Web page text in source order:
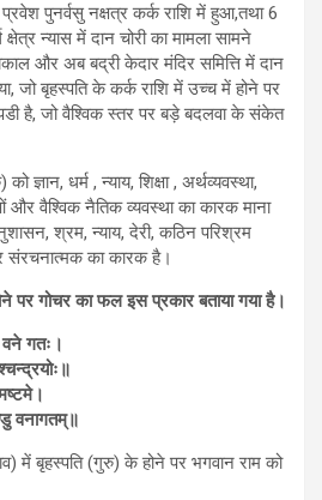
पुनर्वसु नक्षत्र कर्क राशि में हुआ,तथा 6
न्यास में दान चोरी का मामला सामने
और अब बद्री केदार मंदिर समित्ति में दान
जो बृहस्पति के कर्क राशि में उच्च में होने पर
है, जो वैश्विक स्तर पर बड़े बदलवा के संकेत
ज्ञान, धर्म , न्याय, शिक्षा , अर्थव्यवस्था,
और वैश्विक नैतिक व्यवस्था का कारक माना
श्रम, न्याय, देरी, कठिन परिश्रम
संरचनात्मक का कारक है।
पर गोचर का फल इस प्रकार बताया गया है।
गतः।
वनागतम्॥
में बृहस्पति (गुरु) के होने पर भगवान राम को